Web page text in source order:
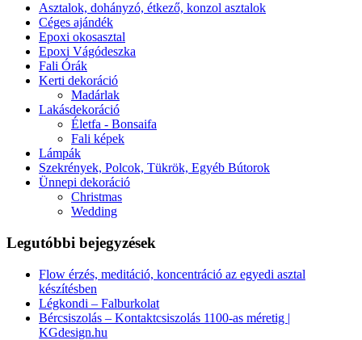
Asztalok, dohányzó, étkező, konzol asztalok
Céges ajándék
Epoxi okosasztal
Epoxi Vágódeszka
Fali Órák
Kerti dekoráció
Madárlak
Lakásdekoráció
Életfa - Bonsaifa
Fali képek
Lámpák
Szekrények, Polcok, Tükrök, Egyéb Bútorok
Ünnepi dekoráció
Christmas
Wedding
Legutóbbi bejegyzések
Flow érzés, meditáció, koncentráció az egyedi asztal
készítésben
Légkondi – Falburkolat
Bércsiszolás – Kontaktcsiszolás 1100-as méretig |
KGdesign.hu